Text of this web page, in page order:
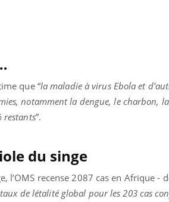
que “la maladie à virus Ebola et
notamment la dengue, le charbon,
restants”.
du singe
l’OMS recense 2087 cas en Afrique
de létalité global pour les 203 cas